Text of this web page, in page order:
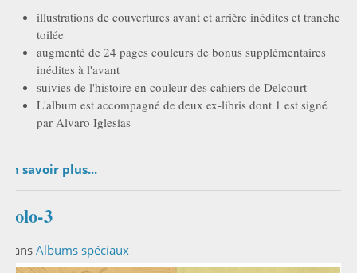
illustrations de couvertures avant et arrière inédites et tranche
toilée
augmenté de 24 pages couleurs de bonus supplémentaires
inédites à l'avant
suivies de l'histoire en couleur des cahiers de Delcourt
L'album est accompagné de deux ex-libris dont 1 est signé
par Alvaro Iglesias
En savoir plus...
Solo-3
Dans Albums spéciaux